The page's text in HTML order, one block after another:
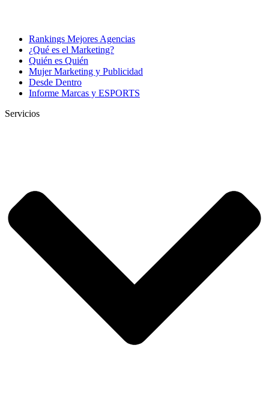
Rankings Mejores Agencias
¿Qué es el Marketing?
Quién es Quién
Mujer Marketing y Publicidad
Desde Dentro
Informe Marcas y ESPORTS
Servicios